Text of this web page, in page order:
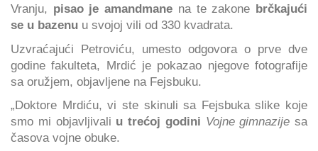
Vranju, pisao je amandmane na te zakone
brčkajući
se u bazenu u svojoj vili od 330 kvadrata.
Uzvraćajući Petroviću, umesto odgovora o prve dve
godine fakulteta, Mrdić je pokazao njegove fotografije
sa oružjem, objavljene na Fejsbuku.
„Doktore Mrdiću, vi ste skinuli sa Fejsbuka slike koje
smo mi objavljivali u trećoj godini Vojne gimnazije sa
časova vojne obuke.